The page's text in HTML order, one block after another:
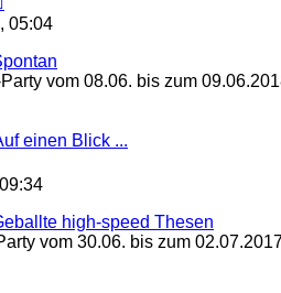
Beitrag
05:04
vom 08.06. bis zum
einen Blick ...
Beitrag
high-speed Thesen
vom 30.06. bis zum